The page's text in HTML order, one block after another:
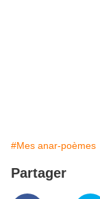
#Mes anar-poèmes
Partager